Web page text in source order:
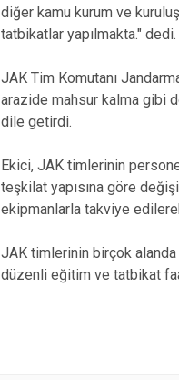
diğer kamu kurum ve
tatbikatlar yapılmakta." dedi.
JAK Tim Komutanı
arazide mahsur kalma gibi
dile getirdi.
Ekici, JAK timlerinin
teşkilat yapısına göre
ekipmanlarla takviye
JAK timlerinin birçok alanda
düzenli eğitim ve tatbikat